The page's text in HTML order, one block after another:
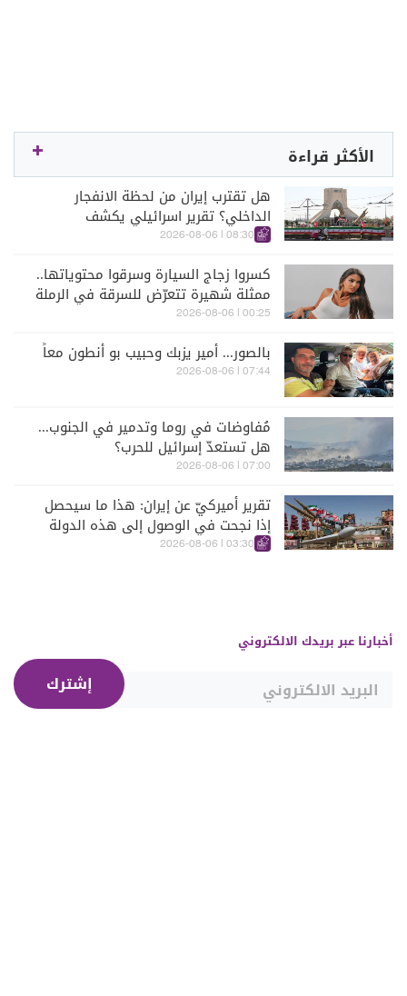
الأكثر قراءة
هل تقترب إيران من لحظة الانفجار
الداخلي؟ تقرير اسرائيلي يكشف
الكواليس
08:30 | 2026-08-06
كسروا زجاج السيارة وسرقوا محتوياتها..
ممثلة شهيرة تتعرّض للسرقة في الرملة
البيضاء (فيديو)
00:25 | 2026-08-06
بالصور... أمير يزبك وحبيب بو أنطون معاً
07:44 | 2026-08-06
مُفاوضات في روما وتدمير في الجنوب...
هل تستعدّ إسرائيل للحرب؟
07:00 | 2026-08-06
تقرير أميركيّ عن إيران: هذا ما سيحصل
إذا نجحت في الوصول إلى هذه الدولة
الآسيويّة
03:30 | 2026-08-06
أخبارنا عبر بريدك الالكتروني
إشترك